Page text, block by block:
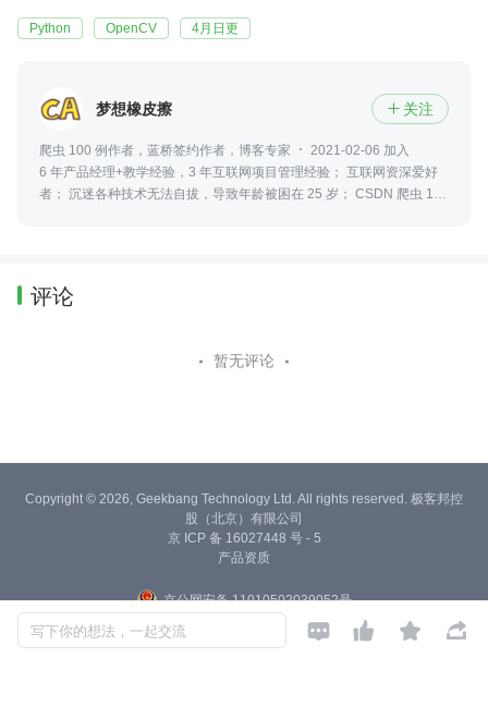
Python OpenCV 4月日更
梦想橡皮擦  关注
爬虫 100 例作者，蓝桥签约作者，博客专家
2021-02-06 加入
6 年产品经理+教学经验，3 年互联网项目管理经验； 互联网资深爱好
者； 沉迷各种技术无法自拔，导致年龄被困在 25 岁； CSDN 爬虫 100
评论
暂无评论
写下你的想法，一起交流    
Copyright © 2026, Geekbang Technology Ltd. All rights reserved. 极客邦控
股（北京）有限公司
京 ICP 备 16027448 号 - 5
产品资质
京公网安备 11010502039052号